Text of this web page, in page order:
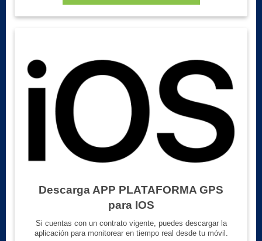
Descarga APP PLATAFORMA GPS
para IOS
Si cuentas con un contrato vigente, puedes descargar la
aplicación para monitorear en tiempo real desde tu móvil.